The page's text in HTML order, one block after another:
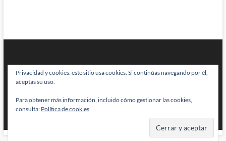
BRAINSTOMPING| Diseñado por:Theme Freesia|WordPress| © Todos
los derechos reservados
Privacidad y cookies: este sitio usa cookies. Si continúas navegando por él,
aceptas su uso.
Para obtener más información, incluido cómo gestionar las cookies,
consulta: Política de cookies